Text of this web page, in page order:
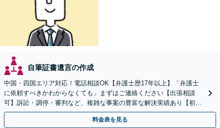
自筆証書遺言の作成
中国・四国エリア対応！電話相談OK【弁護士歴17年以上】「弁護士
に依頼すべきかわからなくても」まずはご連絡ください【出張相談
可】訴訟・調停・審判など、複雑な事案の豊富な解決実績あり【初回
相談無料】初回面談のみで解決できるケースもあります
料金表を見る